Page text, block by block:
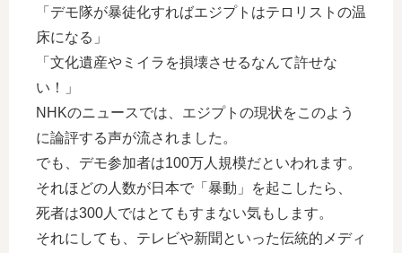
「デモ隊が暴徒化すればエジプトはテロリストの温
床になる」
「文化遺産やミイラを損壊させるなんて許せな
い！」
NHKのニュースでは、エジプトの現状をこのよう
に論評する声が流されました。
でも、デモ参加者は100万人規模だといわれます。
それほどの人数が日本で「暴動」を起こしたら、
死者は300人ではとてもすまない気もします。
それにしても、テレビや新聞といった伝統的メディ